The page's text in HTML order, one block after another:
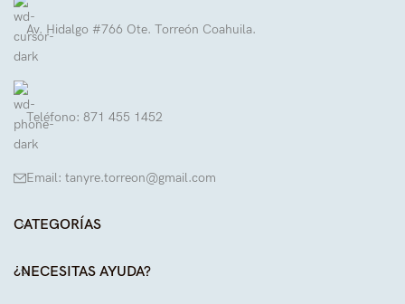
Av. Hidalgo #766 Ote. Torreón Coahuila.
Teléfono: 871 455 1452
Email: tanyre.torreon@gmail.com
CATEGORÍAS
¿NECESITAS AYUDA?